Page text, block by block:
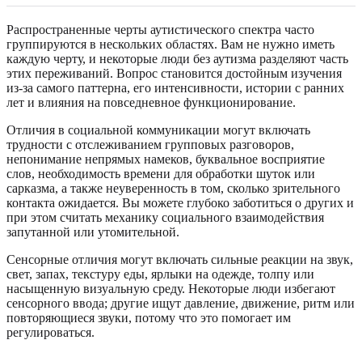
Распространенные черты аутистического спектра часто
группируются в нескольких областях. Вам не нужно иметь
каждую черту, и некоторые люди без аутизма разделяют часть
этих переживаний. Вопрос становится достойным изучения
из-за самого паттерна, его интенсивности, истории с ранних
лет и влияния на повседневное функционирование.
Отличия в социальной коммуникации могут включать
трудности с отслеживанием групповых разговоров,
непонимание непрямых намеков, буквальное восприятие
слов, необходимость времени для обработки шуток или
сарказма, а также неуверенность в том, сколько зрительного
контакта ожидается. Вы можете глубоко заботиться о других и
при этом считать механику социального взаимодействия
запутанной или утомительной.
Сенсорные отличия могут включать сильные реакции на звук,
свет, запах, текстуру еды, ярлыки на одежде, толпу или
насыщенную визуальную среду. Некоторые люди избегают
сенсорного ввода; другие ищут давление, движение, ритм или
повторяющиеся звуки, потому что это помогает им
регулироваться.